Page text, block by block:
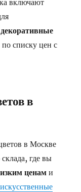
включают
декоративные
по списку цен с
в
в Москве
склада, где вы
ценами